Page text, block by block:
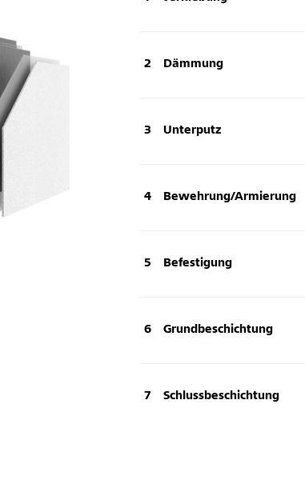
Dämmung
Unterputz
Bewehrung/Armierung
Befestigung
Grundbeschichtung
Schlussbeschichtung